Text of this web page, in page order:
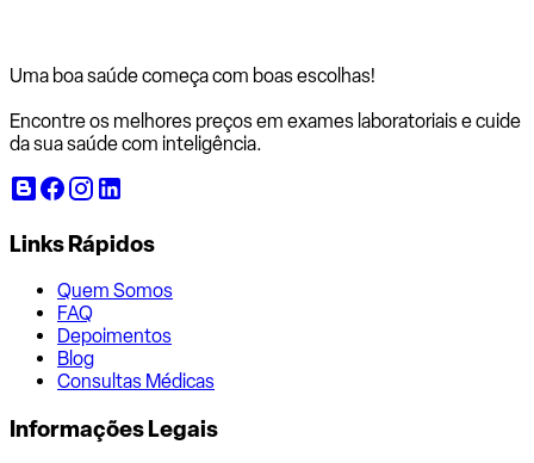
Uma boa saúde começa com boas escolhas!
Encontre os melhores preços em exames laboratoriais e cuide
da sua saúde com inteligência.
Links Rápidos
Quem Somos
FAQ
Depoimentos
Blog
Consultas Médicas
Informações Legais